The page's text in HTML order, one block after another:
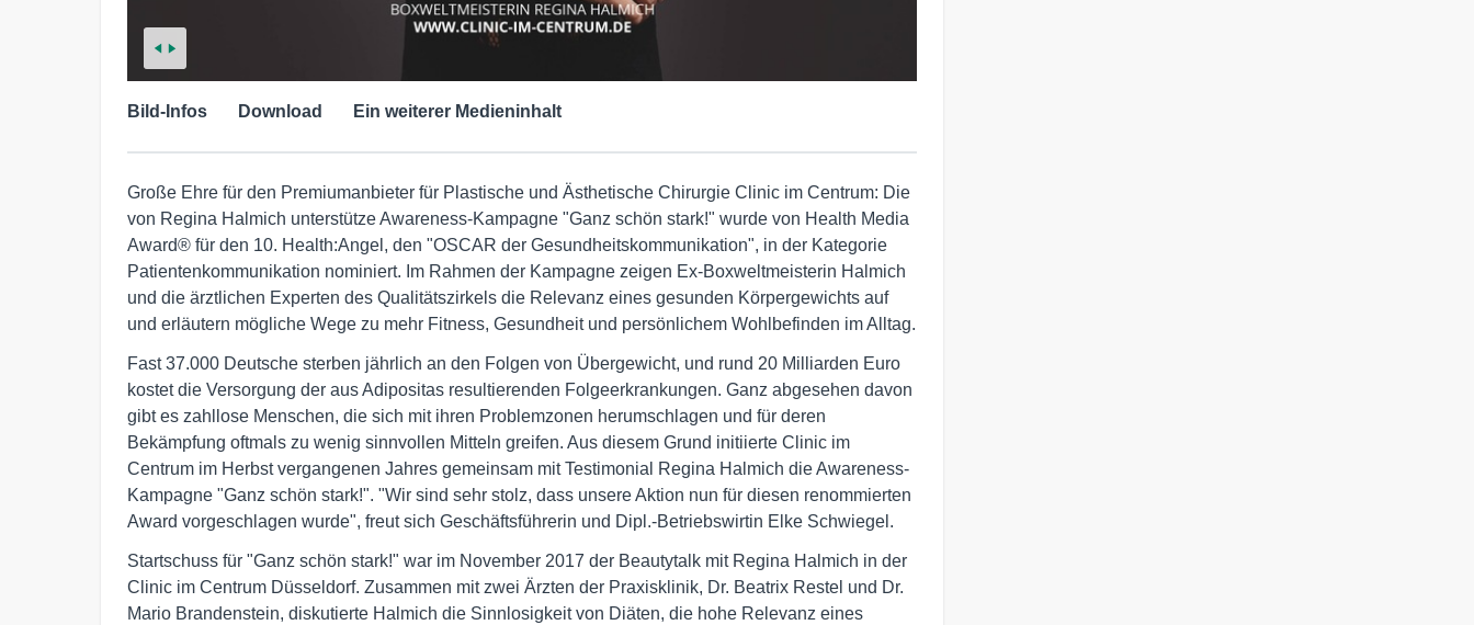
Bild-Infos Download Ein weiterer Medieninhalt
Große Ehre für den Premiumanbieter für Plastische und Ästhetische Chirurgie Clinic im Centrum: Die
von Regina Halmich unterstütze Awareness-Kampagne "Ganz schön stark!" wurde von Health Media
Award® für den 10. Health:Angel, den "OSCAR der Gesundheitskommunikation", in der Kategorie
Patientenkommunikation nominiert. Im Rahmen der Kampagne zeigen Ex-Boxweltmeisterin Halmich
und die ärztlichen Experten des Qualitätszirkels die Relevanz eines gesunden Körpergewichts auf
und erläutern mögliche Wege zu mehr Fitness, Gesundheit und persönlichem Wohlbefinden im Alltag.
Fast 37.000 Deutsche sterben jährlich an den Folgen von Übergewicht, und rund 20 Milliarden Euro
kostet die Versorgung der aus Adipositas resultierenden Folgeerkrankungen. Ganz abgesehen davon
gibt es zahllose Menschen, die sich mit ihren Problemzonen herumschlagen und für deren
Bekämpfung oftmals zu wenig sinnvollen Mitteln greifen. Aus diesem Grund initiierte Clinic im
Centrum im Herbst vergangenen Jahres gemeinsam mit Testimonial Regina Halmich die Awareness-
Kampagne "Ganz schön stark!". "Wir sind sehr stolz, dass unsere Aktion nun für diesen renommierten
Award vorgeschlagen wurde", freut sich Geschäftsführerin und Dipl.-Betriebswirtin Elke Schwiegel.
Startschuss für "Ganz schön stark!" war im November 2017 der Beautytalk mit Regina Halmich in der
Clinic im Centrum Düsseldorf. Zusammen mit zwei Ärzten der Praxisklinik, Dr. Beatrix Restel und Dr.
Mario Brandenstein, diskutierte Halmich die Sinnlosigkeit von Diäten, die hohe Relevanz eines